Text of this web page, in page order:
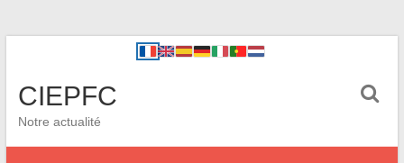
CIEPFC
Notre actualité